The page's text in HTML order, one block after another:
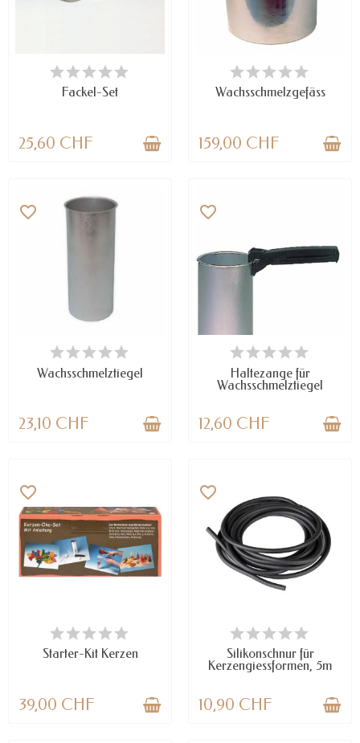
NUR NOCH WENIGE TEILE
VERFÜGBAR
Fackel-Set
25,60 CHF
NUR NOCH WENIGE TEILE
VERFÜGBAR
Wachsschmelzgefäss
159,00 CHF
VERFÜGBAR
favorite_border
Wachsschmelztiegel
23,10 CHF
VERFÜGBAR
favorite_border
Haltezange für
Wachsschmelztiegel
12,60 CHF
NUR NOCH WENIGE TEILE
VERFÜGBAR
favorite_border
Starter-Kit Kerzen
39,00 CHF
VERFÜGBAR
favorite_border
Silikonschnur für
Kerzengiessformen, 5m
10,90 CHF